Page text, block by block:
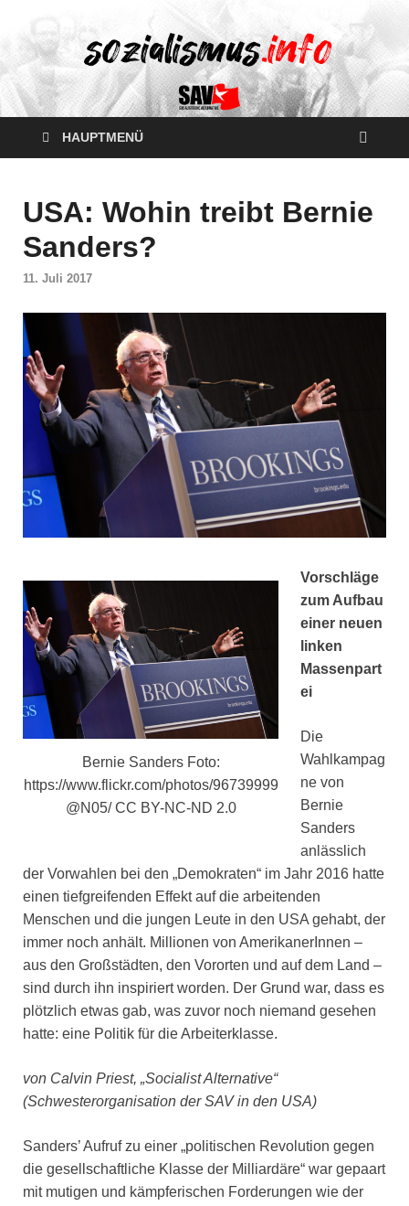
HAUPTMENÜ
USA: Wohin treibt Bernie
Sanders?
11. Juli 2017
Bernie Sanders Foto:
https://www.flickr.com/photos/96739999
@N05/ CC BY-NC-ND 2.0
Vorschläge
zum Aufbau
einer neuen
linken
Massenpart
ei
Die
Wahlkampag
ne von
Bernie
Sanders
anlässlich
der Vorwahlen bei den „Demokraten“ im Jahr 2016 hatte
einen tiefgreifenden Effekt auf die arbeitenden
Menschen und die jungen Leute in den USA gehabt, der
immer noch anhält. Millionen von AmerikanerInnen –
aus den Großstädten, den Vororten und auf dem Land –
sind durch ihn inspiriert worden. Der Grund war, dass es
plötzlich etwas gab, was zuvor noch niemand gesehen
hatte: eine Politik für die Arbeiterklasse.
von Calvin Priest, „Socialist Alternative“
(Schwesterorganisation der SAV in den USA)
Sanders’ Aufruf zu einer „politischen Revolution gegen
die gesellschaftliche Klasse der Milliardäre“ war gepaart
mit mutigen und kämpferischen Forderungen wie der